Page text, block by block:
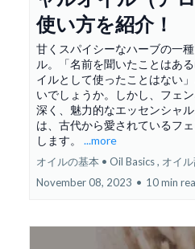
使い方を紹介！
甘くスパイシーなハーブの一
ル。「名前を聞いたことはあ
イルとして使ったことはない
いでしょうか。しかし、フェ
深く、魅力的なエッセンシャ
は、古代から愛されているフ
します。 ...more
オイルの基本 • Oil Basics , オイ
November 08, 2023 • 10 min